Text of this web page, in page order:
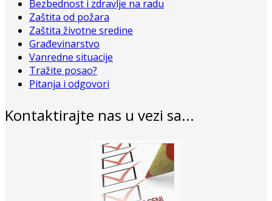
Bezbednost i zdravlje na radu
Zaštita od požara
Zaštita životne sredine
Građevinarstvo
Vanredne situacije
Tražite posao?
Pitanja i odgovori
Kontaktirajte nas u vezi sa...